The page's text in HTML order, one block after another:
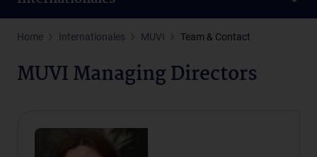
Home Internationales MUVI Team & Contact
MUVI Managing Directors